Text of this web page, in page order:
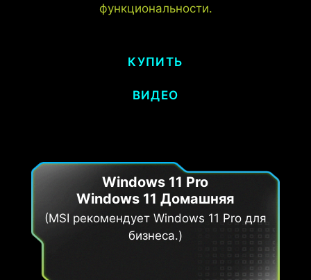
функциональности.
КУПИТЬ
ВИДЕО
Windows 11 Pro
Windows 11 Домашняя
(MSI рекомендует Windows 11 Pro для
бизнеса.)